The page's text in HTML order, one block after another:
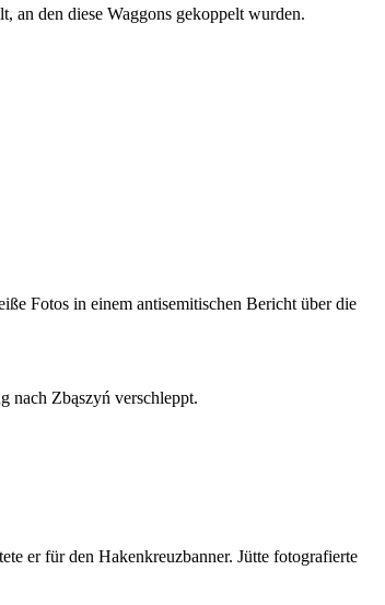
an den diese Waggons gekoppelt wurden.
Fotos in einem antisemitischen Bericht über die
nach Zbąszyń verschleppt.
er für den Hakenkreuzbanner. Jütte fotografierte